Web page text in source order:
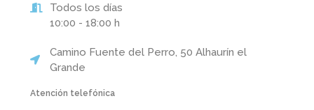
Todos los días
10:00 - 18:00 h
Camino Fuente del Perro, 50 Alhaurín el
Grande
Atención telefónica